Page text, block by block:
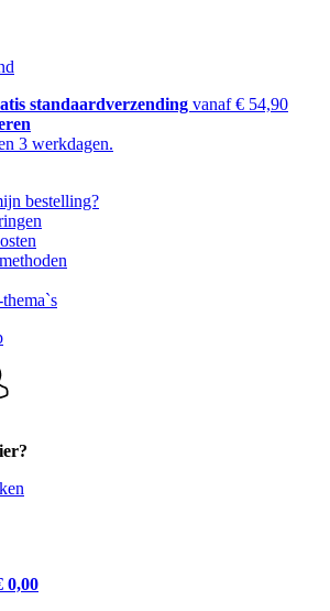
standaardverzending vanaf € 54,90
3 werkdagen.
bestelling?
0,00